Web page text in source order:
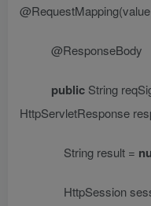
@RequestMapping
@ResponseBody
public String
HttpServletResponse
String result =
HttpSession